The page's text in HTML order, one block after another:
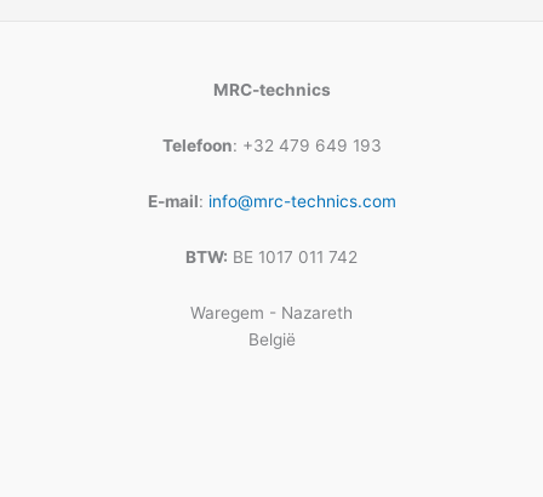
MRC-technics
Telefoon: +32 479 649 193
E-mail: info@mrc-technics.com
BTW: BE 1017 011 742
Waregem - Nazareth
België